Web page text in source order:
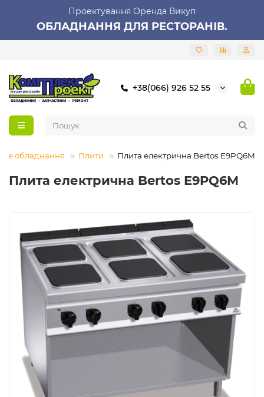
Проектування Оренда Викуп
ОБЛАДНАННЯ ДЛЯ РЕСТОРАНІВ.
+38(066) 926 52 55
обладнання Плити Плита електрична Bertos E9PQ6M
Плита електрична Bertos E9PQ6M